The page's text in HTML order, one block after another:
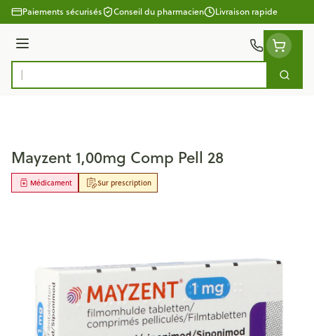
Aller au contenu
Paiements sécurisés Conseil du pharmacien Livraison rapide
Menu
Rechercher
Mayzent 1,00mg Comp Pell 28
Sur prescription
Médicament